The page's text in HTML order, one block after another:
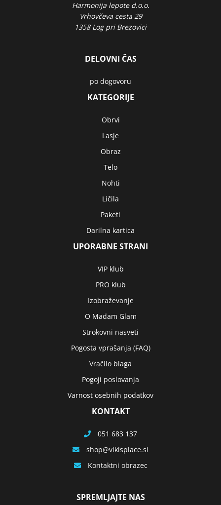
Harmonija lepote d.o.o.
Vrhovčeva cesta 29
1358 Log pri Brezovici
DELOVNI ČAS
po dogovoru
KATEGORIJE
Obrvi
Lasje
Obraz
Telo
Nohti
Ličila
Paketi
Darilna kartica
UPORABNE STRANI
VIP klub
PRO klub
Izobraževanje
O Madam Glam
Strokovni nasveti
Pogosta vprašanja (FAQ)
Vračilo blaga
Pogoji poslovanja
Varnost osebnih podatkov
KONTAKT
051 683 137
shop
vikisplace.si
Kontaktni obrazec
SPREMLJAJTE NAS